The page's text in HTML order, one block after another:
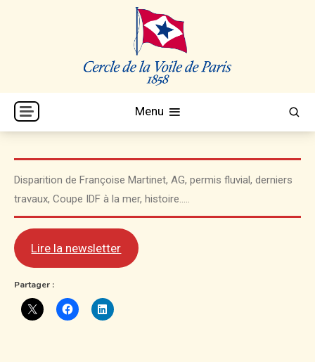
CVP
Cercle de la Voile de Paris
Menu
Disparition de Françoise Martinet, AG, permis fluvial, derniers
travaux, Coupe IDF à la mer, histoire…..
Lire la newsletter
Partager :